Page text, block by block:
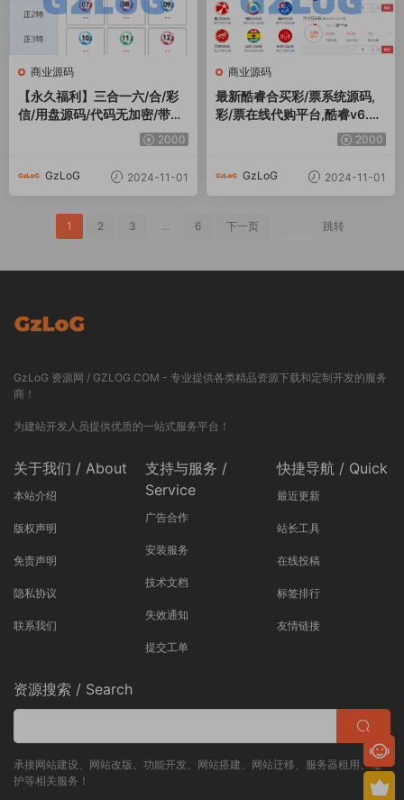
商业源码
【永久福利】三合一六/合/彩
信/用盘源码/代码无加密/带搭
2000
GzLoG 2024-11-01
商业源码
最新酷睿合买彩/票系统源码,
彩/票在线代购平台,酷睿v6.0
官方时/时/彩平台源码
2000
GzLoG 2024-11-01
1 2 3 ... 6 下一页 跳转
GzLoG 资源网 / GZLOG.COM - 专业提供各类精品资源下载和定制开发的服务
商！
为建站开发人员提供优质的一站式服务平台！
关于我们 / About
本站介绍
版权声明
免责声明
隐私协议
联系我们
支持与服务 /
Service
广告合作
安装服务
技术文档
失效通知
提交工单
快捷导航 / Quick
最近更新
站长工具
在线投稿
标签排行
友情链接
资源搜索 / Search
承接网站建设、网站改版、功能开发、网站搭建、网站迁移、服务器租用、维
护等相关服务！